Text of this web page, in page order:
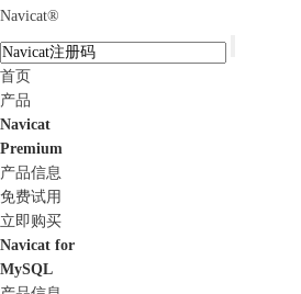
Navicat®
首页
产品
Navicat
Premium
产品信息
免费试用
立即购买
Navicat for
MySQL